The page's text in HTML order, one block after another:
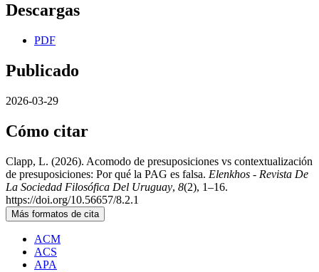
Descargas
PDF
Publicado
2026-03-29
Cómo citar
Clapp, L. (2026). Acomodo de presuposiciones vs contextualización
de presuposiciones: Por qué la PAG es falsa. Elenkhos - Revista De
La Sociedad Filosófica Del Uruguay, 8(2), 1–16.
https://doi.org/10.56657/8.2.1
Más formatos de cita
ACM
ACS
APA